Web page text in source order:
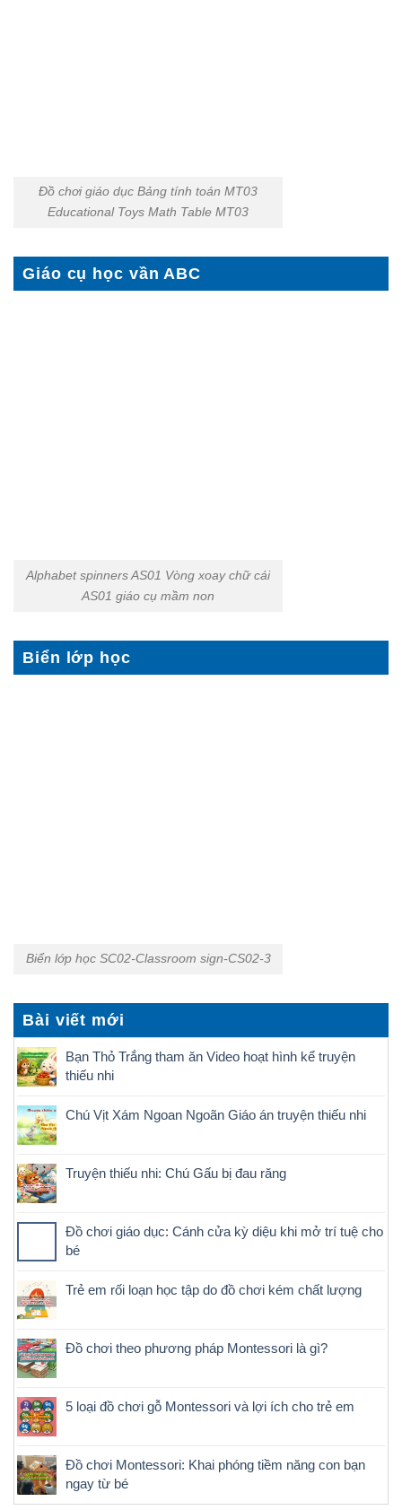
Đồ chơi giáo dục Bảng tính toán MT03
Educational Toys Math Table MT03
Giáo cụ học vần ABC
Alphabet spinners AS01 Vòng xoay chữ cái
AS01 giáo cụ mầm non
Biển lớp học
Biển lớp học SC02-Classroom sign-CS02-3
Bài viết mới
Bạn Thỏ Trắng tham ăn Video hoạt hình kể truyện
thiếu nhi
Chú Vịt Xám Ngoan Ngoãn Giáo án truyện thiếu nhi
Truyện thiếu nhi: Chú Gấu bị đau răng
Đồ chơi giáo dục: Cánh cửa kỳ diệu khi mở trí tuệ cho
bé
Trẻ em rối loạn học tập do đồ chơi kém chất lượng
Đồ chơi theo phương pháp Montessori là gì?
5 loại đồ chơi gỗ Montessori và lợi ích cho trẻ em
Đồ chơi Montessori: Khai phóng tiềm năng con bạn
ngay từ bé